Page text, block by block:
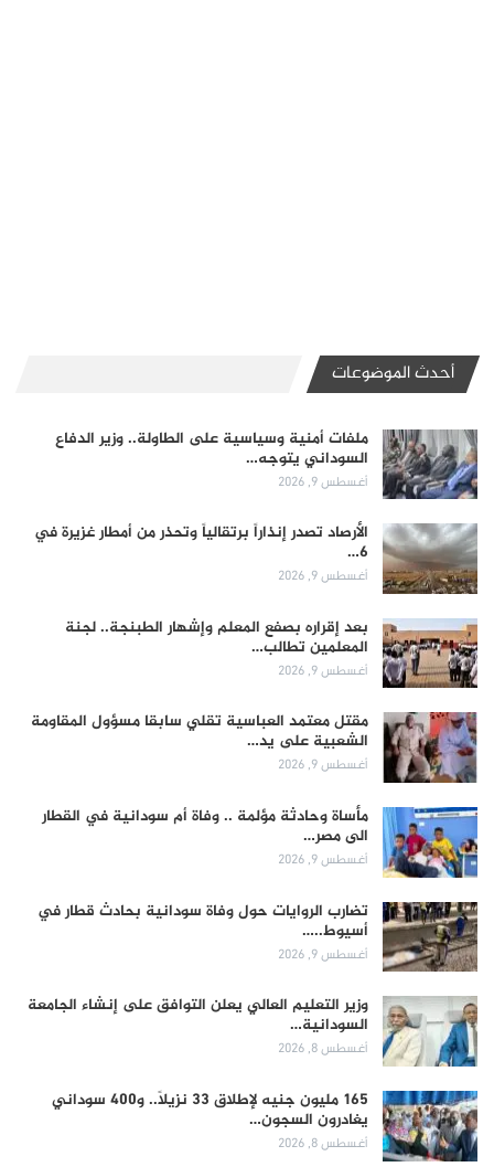
أحدث الموضوعات
ملفات أمنية وسياسية على الطاولة.. وزير الدفاع
السوداني يتوجه…
أغسطس 9, 2026
الأرصاد تصدر إنذاراً برتقالياً وتحذر من أمطار غزيرة في
6…
أغسطس 9, 2026
بعد إقراره بصفع المعلم وإشهار الطبنجة.. لجنة
المعلمين تطالب…
أغسطس 9, 2026
مقتل معتمد العباسية تقلي سابقا مسؤول المقاومة
الشعبية على يد…
أغسطس 9, 2026
مأساة وحادثة مؤلمة .. وفاة أم سودانية في القطار
الى مصر…
أغسطس 9, 2026
تضارب الروايات حول وفاة سودانية بحادث قطار في
أسيوط..…
أغسطس 9, 2026
وزير التعليم العالي يعلن التوافق على إنشاء الجامعة
السودانية…
أغسطس 8, 2026
165 مليون جنيه لإطلاق 33 نزيلاً.. و400 سوداني
يغادرون السجون…
أغسطس 8, 2026